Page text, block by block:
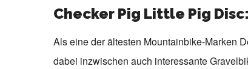
Checker Pig Little Pig
Als eine der ältesten Mountainbike-Marken
dabei inzwischen auch interessante